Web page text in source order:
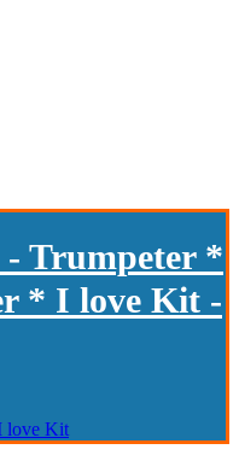
- Trumpeter *
* I love Kit -
love Kit